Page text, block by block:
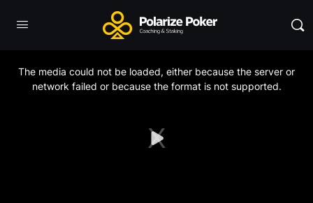
Play
The media could not be loaded, either because the server or
network failed or because the format is not supported.